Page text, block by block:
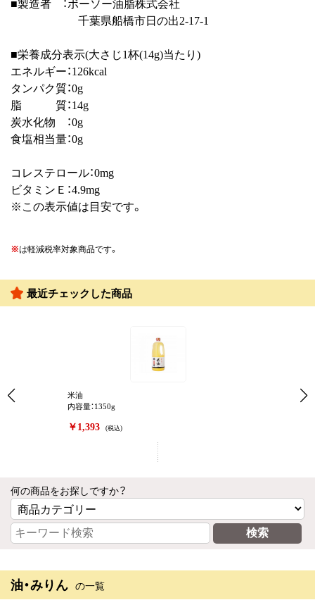
千葉県船橋市日の出2-17-1
■栄養成分表示(大さじ1杯(14g)当たり)
エネルギー：126kcal
タンパク質：0g
脂 質：14g
炭水化物 ：0g
食塩相当量：0g
コレステロール：0mg
ビタミンＥ：4.9mg
※この表示値は目安です。
※は軽減税率対象商品です。
最近チェックした商品
米油
内容量：1350g
￥1,393 (税込)
何の商品をお探しですか？
油・みりん の一覧